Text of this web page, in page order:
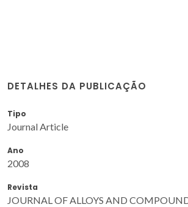
DETALHES DA PUBLICAÇÃO
Tipo
Journal Article
Ano
2008
Revista
JOURNAL OF ALLOYS AND